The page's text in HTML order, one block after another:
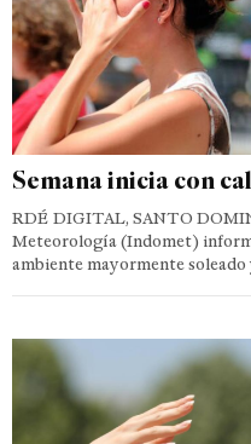
Semana inicia con
RDÉ DIGITAL, SANTO
Meteorología (Indomet)
ambiente mayormente